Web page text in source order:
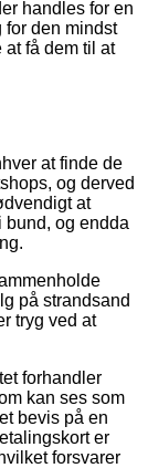
handles for en
for den mindst
få dem til at
at finde de
og derved
at
bund, og endda
på strandsand
tryg ved at
forhandler
kan ses som
bevis på en
er
forsvarer